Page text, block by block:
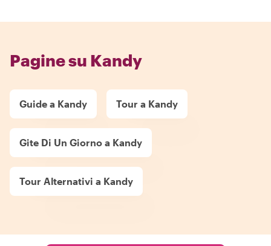
Pagine su Kandy
Guide a Kandy Tour a Kandy
Gite Di Un Giorno a Kandy
Tour Alternativi a Kandy